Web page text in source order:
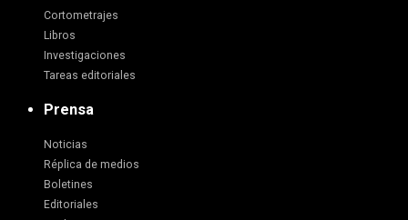
Cortometrajes
Libros
Investigaciones
Tareas editoriales
Prensa
Noticias
Réplica de medios
Boletines
Editoriales